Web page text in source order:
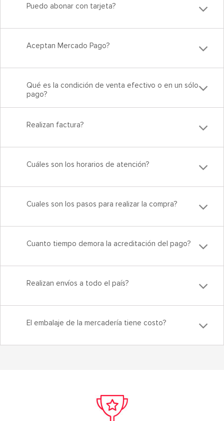
Puedo abonar con tarjeta?
Aceptan Mercado Pago?
Qué es la condición de venta efectivo o en un sólo
pago?
Realizan factura?
Cuáles son los horarios de atención?
Cuales son los pasos para realizar la compra?
Cuanto tiempo demora la acreditación del pago?
Realizan envíos a todo el país?
El embalaje de la mercadería tiene costo?